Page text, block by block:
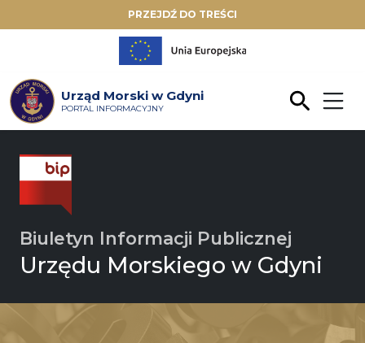
PRZEJDŹ DO TREŚCI
Urząd Morski w Gdyni
PORTAL INFORMACYJNY
Biuletyn Informacji Publicznej
Urzędu Morskiego w Gdyni